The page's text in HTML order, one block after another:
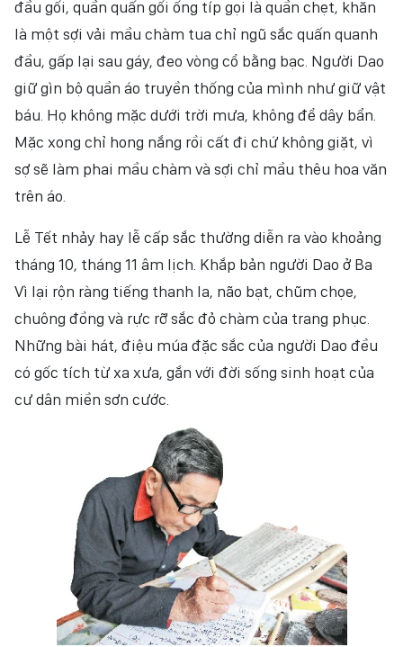
đầu gối, quần quấn gối ống típ gọi là quần chẹt, khăn
là một sợi vải mầu chàm tua chỉ ngũ sắc quấn quanh
đầu, gấp lại sau gáy, đeo vòng cổ bằng bạc. Người Dao
giữ gìn bộ quần áo truyền thống của mình như giữ vật
báu. Họ không mặc dưới trời mưa, không để dây bẩn.
Mặc xong chỉ hong nắng rồi cất đi chứ không giặt, vì
sợ sẽ làm phai mầu chàm và sợi chỉ mầu thêu hoa văn
trên áo.
Lễ Tết nhảy hay lễ cấp sắc thường diễn ra vào khoảng
tháng 10, tháng 11 âm lịch. Khắp bản người Dao ở Ba
Vì lại rộn ràng tiếng thanh la, não bạt, chũm chọe,
chuông đồng và rực rỡ sắc đỏ chàm của trang phục.
Những bài hát, điệu múa đặc sắc của người Dao đều
có gốc tích từ xa xưa, gắn với đời sống sinh hoạt của
cư dân miền sơn cước.